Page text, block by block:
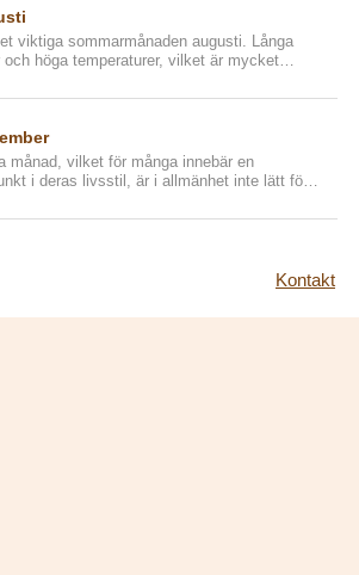
viktiga sommarmånaden augusti. Långa
och höga temperaturer, vilket är mycket
månad, vilket för många innebär en
i deras livsstil, är i allmänhet inte lätt för
Kontakt